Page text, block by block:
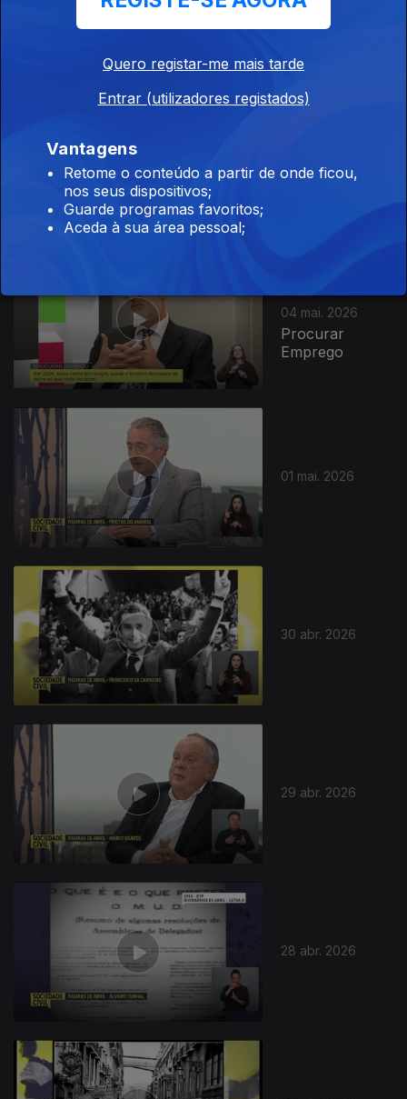
Pedras
O Poder dos
04 mai. 2026
Procurar
Emprego
01 mai. 2026
30 abr. 2026
29 abr. 2026
28 abr. 2026
Quero registar-me mais tarde
Entrar (utilizadores registados)
Vantagens
Retome o conteúdo a partir de onde ficou,
nos seus dispositivos;
Guarde programas favoritos;
Aceda à sua área pessoal;